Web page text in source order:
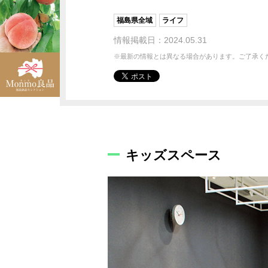
福島県全域 ライフ
情報掲載日：2024.05.31
※最新の情報とは異なる場合があります。ご了承く
キッズスペース